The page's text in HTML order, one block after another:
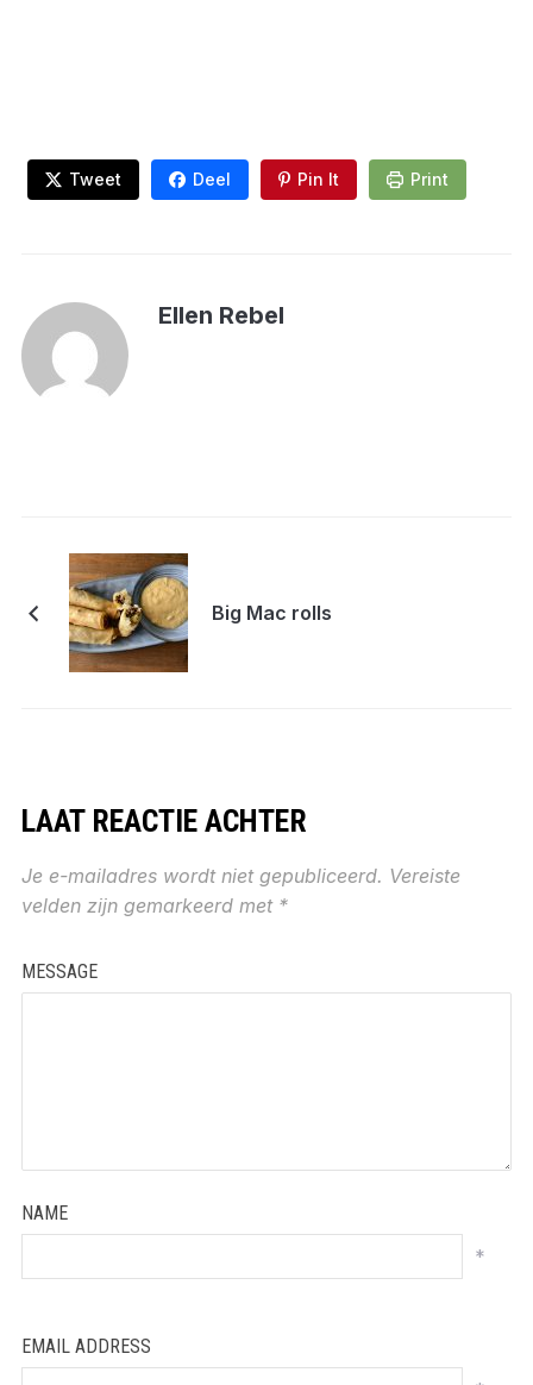
Tweet Deel Pin It Print
Ellen Rebel
Big Mac rolls
LAAT REACTIE ACHTER
Je e-mailadres wordt niet gepubliceerd. Vereiste
velden zijn gemarkeerd met *
MESSAGE
NAME
*
EMAIL ADDRESS